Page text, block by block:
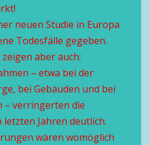
neuen Studie in Europa
Todesfälle gegeben.
aber auch:
– etwa bei der
bei Gebäuden und bei
– verringerten die
Jahren deutlich.
wären womöglich